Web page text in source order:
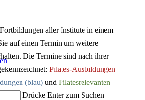
Drücke Enter zum Suchen
aller Institute in einem
auf einen Termin um weitere
Die Termine sind nach ihrer
Pilates-Ausbildungen
(blau) und Pilatesrelevanten